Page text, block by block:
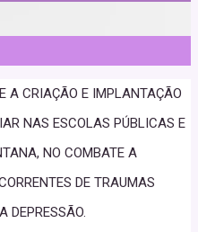
A CRIAÇÃO E IMPLANTAÇÃO
NAS ESCOLAS PÚBLICAS E
NO COMBATE A
DE TRAUMAS
DEPRESSÃO.